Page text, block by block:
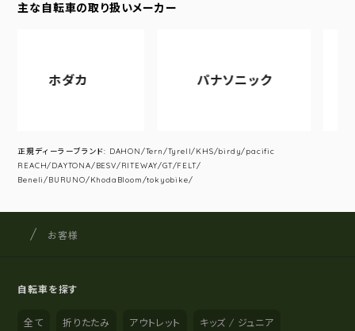
主な自転車の取り扱いメーカー
ホダカ パナソニック
正規ディーラーブランド: DAHON/Tern/Tyrell/KHS/birdy/pacific
REACH/DAYTONA/BESV/RITEWAY/GT/FELT/
Beneli/BURUNO/KhodaBloom/tokyobike/
サイト内の現在地
サイクルショップナカゴヤ
お客様
自転車を探す
全て 折りたたみ アウトレット キッズ / ジュニア